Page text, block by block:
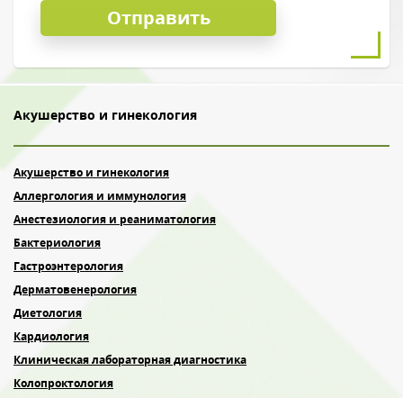
Акушерство и гинекология
Акушерство и гинекология
Аллергология и иммунология
Анестезиология и реаниматология
Бактериология
Гастроэнтерология
Дерматовенерология
Диетология
Кардиология
Клиническая лабораторная диагностика
Колопроктология